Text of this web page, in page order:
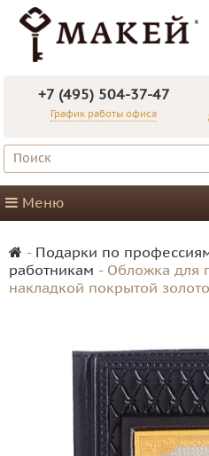
+7 (495) 504-37-47
График работы офиса
Меню
- Подарки по
работникам - Обложка для
накладкой покрытой